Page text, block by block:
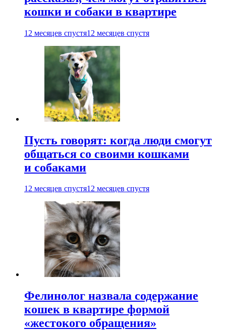
кошки и собаки в квартире
12 месяцев спустя12 месяцев спустя
Пусть говорят: когда люди смогут
общаться со своими кошками
и собаками
12 месяцев спустя12 месяцев спустя
Фелинолог назвала содержание
кошек в квартире формой
«жестокого обращения»